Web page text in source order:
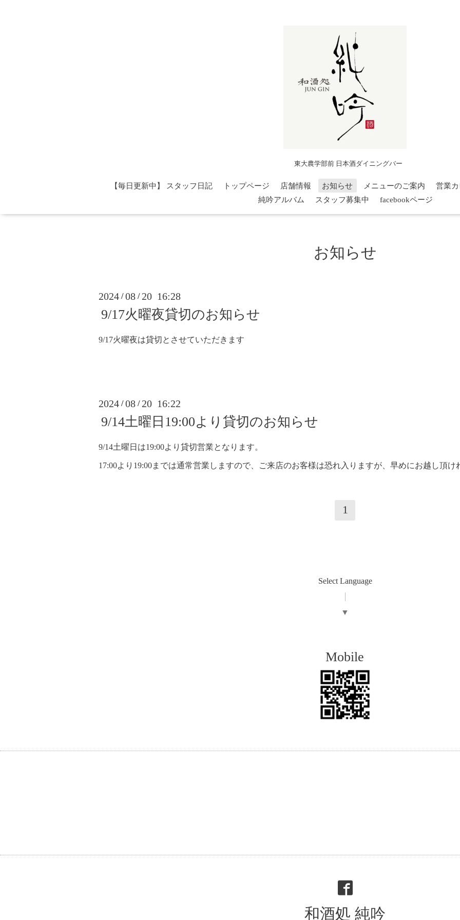
東大農学部前 日本酒ダイニングバー
【毎日更新中】 スタッフ日記 トップページ 店舗情報 お知らせ メニューのご案内 営業
純吟アルバム
スタッフ募集中 facebookページ
お知らせ
2024 /08 / 20 16:28
9/17火曜夜貸切のお知らせ
9/17火曜夜は貸切とさせていただきます
2024 /08 / 20 16:22
9/14土曜日19:00より貸切のお知らせ
9/14土曜日は19:00より貸切営業となります。
17:00より19:00までは通常営業しますので、ご来店のお客様は恐れ入りますが、早めにお越し頂け
1
Select Language
▼
Mobile
和酒処 純吟